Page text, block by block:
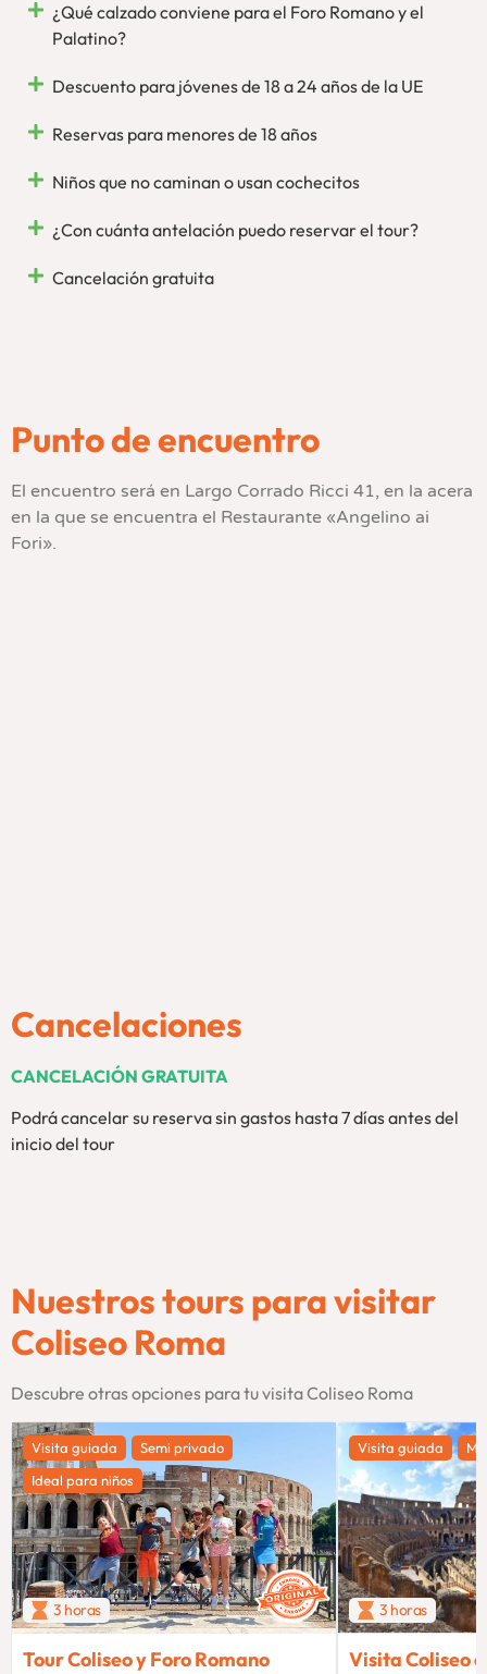
¿Qué calzado conviene para el Foro Romano y el
Palatino?
Descuento para jóvenes de 18 a 24 años de la UE
Reservas para menores de 18 años
Niños que no caminan o usan cochecitos
¿Con cuánta antelación puedo reservar el tour?
Cancelación gratuita
Punto de encuentro
El encuentro será en Largo Corrado Ricci 41, en la acera
en la que se encuentra el Restaurante «Angelino ai
Fori».
Cancelaciones
CANCELACIÓN GRATUITA
Podrá cancelar su reserva sin gastos hasta 7 días antes del
inicio del tour
Nuestros tours para visitar
Coliseo Roma
Descubre otras opciones para tu visita Coliseo Roma
Visita guiada
Semi privado
Ideal para niños
3 horas
Tour Coliseo y Foro Romano
Visita guiada
3 horas
Visita Coliseo